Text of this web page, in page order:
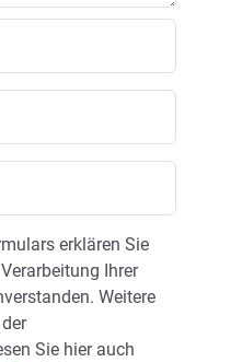
erklären Sie
Ihrer
Weitere
Sie hier auch